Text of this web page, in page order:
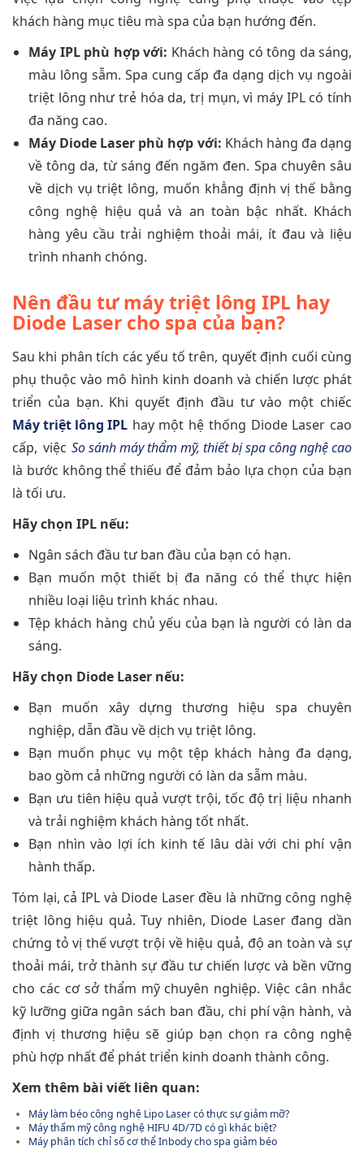
khách hàng mục tiêu mà spa của bạn hướng đến.
Máy IPL phù hợp với: Khách hàng có tông da sáng,
màu lông sẫm. Spa cung cấp đa dạng dịch vụ ngoài
triệt lông như trẻ hóa da, trị mụn, vì máy IPL có tính
đa năng cao.
Máy Diode Laser phù hợp với: Khách hàng đa dạng
về tông da, từ sáng đến ngăm đen. Spa chuyên sâu
về dịch vụ triệt lông, muốn khẳng định vị thế bằng
công nghệ hiệu quả và an toàn bậc nhất. Khách
hàng yêu cầu trải nghiệm thoải mái, ít đau và liệu
trình nhanh chóng.
Nên đầu tư máy triệt lông IPL hay
Diode Laser cho spa của bạn?
Sau khi phân tích các yếu tố trên, quyết định cuối cùng
phụ thuộc vào mô hình kinh doanh và chiến lược phát
triển của bạn. Khi quyết định đầu tư vào một chiếc
Máy triệt lông IPL hay một hệ thống Diode Laser cao
cấp, việc So sánh máy thẩm mỹ, thiết bị spa công nghệ cao
là bước không thể thiếu để đảm bảo lựa chọn của bạn
là tối ưu.
Hãy chọn IPL nếu:
Ngân sách đầu tư ban đầu của bạn có hạn.
Bạn muốn một thiết bị đa năng có thể thực hiện
nhiều loại liệu trình khác nhau.
Tệp khách hàng chủ yếu của bạn là người có làn da
sáng.
Hãy chọn Diode Laser nếu:
Bạn muốn xây dựng thương hiệu spa chuyên
nghiệp, dẫn đầu về dịch vụ triệt lông.
Bạn muốn phục vụ một tệp khách hàng đa dạng,
bao gồm cả những người có làn da sẫm màu.
Bạn ưu tiên hiệu quả vượt trội, tốc độ trị liệu nhanh
và trải nghiệm khách hàng tốt nhất.
Bạn nhìn vào lợi ích kinh tế lâu dài với chi phí vận
hành thấp.
Tóm lại, cả IPL và Diode Laser đều là những công nghệ
triệt lông hiệu quả. Tuy nhiên, Diode Laser đang dần
chứng tỏ vị thế vượt trội về hiệu quả, độ an toàn và sự
thoải mái, trở thành sự đầu tư chiến lược và bền vững
cho các cơ sở thẩm mỹ chuyên nghiệp. Việc cân nhắc
kỹ lưỡng giữa ngân sách ban đầu, chi phí vận hành, và
định vị thương hiệu sẽ giúp bạn chọn ra công nghệ
phù hợp nhất để phát triển kinh doanh thành công.
Xem thêm bài viết liên quan:
Máy làm béo công nghệ Lipo Laser có thực sự giảm mỡ?
Máy thẩm mỹ công nghệ HIFU 4D/7D có gì khác biệt?
Máy phân tích chỉ số cơ thể Inbody cho spa giảm béo